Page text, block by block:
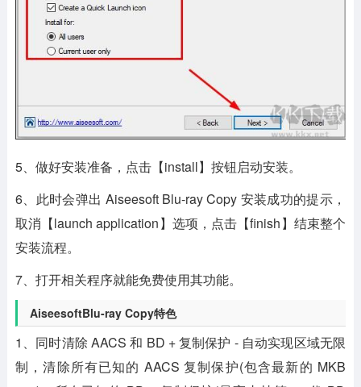
5、做好安装准备，点击【install】按钮启动安装。
6、此时会弹出 Aiseesoft Blu-ray Copy 安装成功的提示，
取消【launch application】选项，点击【finish】结束整个
安装流程。
7、打开相关程序就能免费使用其功能。
AiseesoftBlu-ray Copy特色
1、同时清除 AACS 和 BD + 复制保护 - 自动实现区域无限
制，清除所有已知的 AACS 复制保护(包含最新的 MKB